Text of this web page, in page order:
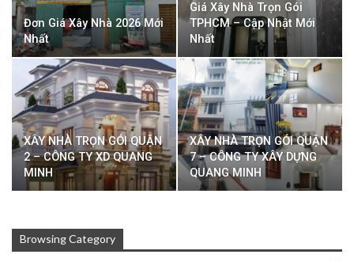
Đơn Giá Xây Nhà 2026 Mới
Nhất
Giá Xây Nhà Trọn Gói
TPHCM – Cập Nhật Mới
Nhất
XÂY NHÀ TRỌN GÓI QUẬN
2 – CÔNG TY XD QUANG
MINH
XÂY NHÀ TRỌN GÓI QUẬN
7 – CÔNG TY XÂY DỰNG
QUANG MINH
Browsing Category